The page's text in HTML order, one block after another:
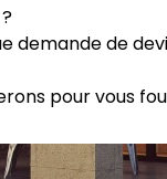
demande de
pour vous